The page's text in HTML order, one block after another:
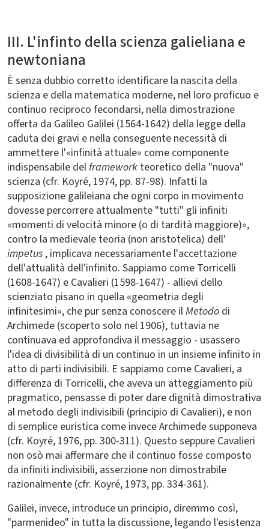
III. L'infinto della scienza galieliana e
newtoniana
È senza dubbio corretto identificare la nascita della
scienza e della matematica moderne, nel loro proficuo e
continuo reciproco fecondarsi, nella dimostrazione
offerta da Galileo Galilei (1564-1642) della legge della
caduta dei gravi e nella conseguente necessità di
ammettere l'«infinità attuale» come componente
indispensabile delframework teoretico della "nuova"
scienza (cfr. Koyré, 1974, pp. 87-98). Infatti la
supposizione galileiana che ogni corpo in movimento
dovesse percorrere attualmente "tutti" gli infiniti
«momenti di velocità minore (o di tardità maggiore)»,
contro la medievale teoria (non aristotelica) dell'
impetus , implicava necessariamente l'accettazione
dell'attualità dell'infinito. Sappiamo come Torricelli
(1608-1647) e Cavalieri (1598-1647) - allievi dello
scienziato pisano in quella «geometria degli
infinitesimi», che pur senza conoscere ilMetodo di
Archimede (scoperto solo nel 1906), tuttavia ne
continuava ed approfondiva il messaggio - usassero
l'idea di divisibilità di un continuo in un insieme infinito in
atto di parti indivisibili. E sappiamo come Cavalieri, a
differenza di Torricelli, che aveva un atteggiamento più
pragmatico, pensasse di poter dare dignità dimostrativa
al metodo degli indivisibili (principio di Cavalieri), e non
di semplice euristica come invece Archimede supponeva
(cfr. Koyré, 1976, pp. 300-311). Questo seppure Cavalieri
non osò mai affermare che il continuo fosse composto
da infiniti indivisibili, asserzione non dimostrabile
razionalmente (cfr. Koyré, 1973, pp. 334-361).
Galilei, invece, introduce un principio, diremmo così,
"parmenideo" in tutta la discussione, legando l'esistenza